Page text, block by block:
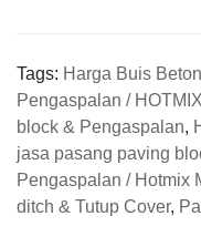
Tags: Harga Buis
Pengaspalan /
block & Pengaspalan,
jasa pasang paving
Pengaspalan / Hotmix
ditch & Tutup Cover,